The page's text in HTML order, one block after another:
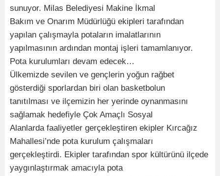
sunuyor. Milas Belediyesi Makine İkmal
Bakım ve Onarım Müdürlüğü ekipleri tarafından
yapılan çalışmayla potaların imalatlarının
yapılmasının ardından montaj işleri tamamlanıyor.
Pota kurulumları devam edecek…
Ülkemizde sevilen ve gençlerin yoğun rağbet
gösterdiği sporlardan biri olan basketbolun
tanıtılması ve ilçemizin her yerinde oynanmasını
sağlamak hedefiyle Çok Amaçlı Sosyal
Alanlarda faaliyetler gerçekleştiren ekipler Kırcağız
Mahallesi’nde pota kurulum çalışmaları
gerçekleştirdi. Ekipler tarafından spor kültürünü ilçede
yaygınlaştırmak amacıyla pota